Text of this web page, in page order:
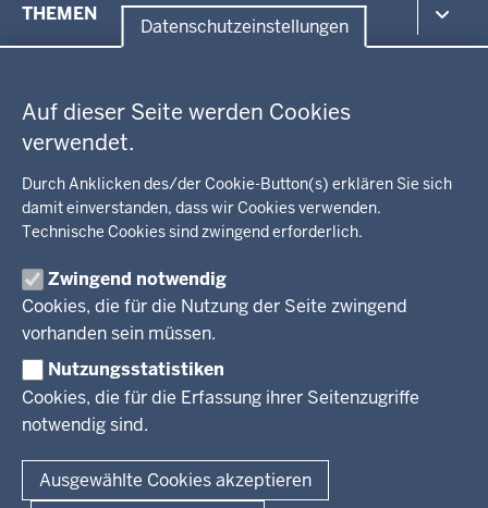
Datenschutzeinstellungen
Auf dieser Seite werden Cookies
verwendet.
Durch Anklicken des/der Cookie-Button(s) erklären Sie sich
damit einverstanden, dass wir Cookies verwenden.
Technische Cookies sind zwingend erforderlich.
Zwingend notwendig
Cookies, die für die Nutzung der Seite zwingend
vorhanden sein müssen.
Nutzungsstatistiken
Cookies, die für die Erfassung ihrer Seitenzugriffe
notwendig sind.
Ausgewählte Cookies akzeptieren
der
THEMEN
Kommunalaufsicht, Planung, Verkehr
Energie, Bergbau
Recht, Ordnung
Integration, Migration
Behördenleitung
Regierungsbezirk
KARRIERE
Stellenausschreibungen
Aktuelle Ausbildungsstellen und Praktika
Pressestelle
Social Media
BEKANNTMACHUNGEN
Amtsblatt
© 2026 Bezirksregierung Arnsberg
Fußzeile
Impressum Datenschutz Barrierefreiheit
Kurzlink zu dieser Seite